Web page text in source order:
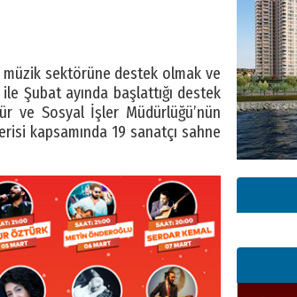
sektörüne destek olmak ve
Şubat ayında başlattığı destek
ve Sosyal İşler Müdürlüğü’nün
kapsamında 19 sanatçı sahne